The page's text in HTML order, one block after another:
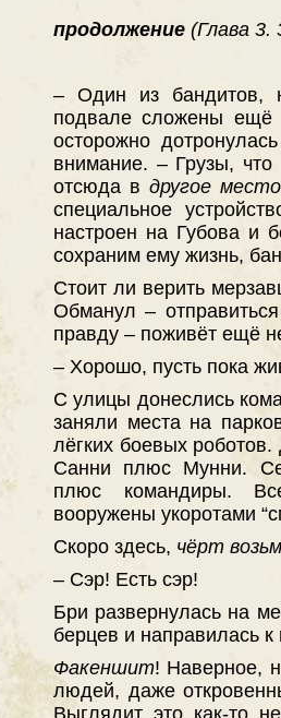
продолжение (Глава 3.
– Один из бандитов,
подвале сложены ещё
осторожно
внимание. – Грузы,
отсюда вдругое место
специальное
настроен на Губова и
сохраним ему жизнь,
Стоит ли верить
Обманул –
правду – поживёт ещё
– Хорошо, пусть пока
С улицы донеслись
заняли места на
лёгких боевых
Санни плюс Мунни.
плюс командиры.
вооружены укоротами
Скоро здесь, чёрт
– Сэр! Есть сэр!
Бри развернулась на
берцев и направилась
Факеншит! Наверное,
людей, даже
Выглядит это как-то